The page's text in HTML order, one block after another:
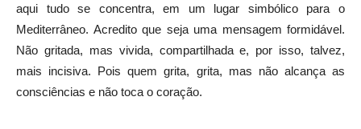
aqui tudo se concentra, em um lugar simbólico para o
Mediterrâneo. Acredito que seja uma mensagem formidável.
Não gritada, mas vivida, compartilhada e, por isso, talvez,
mais incisiva. Pois quem grita, grita, mas não alcança as
consciências e não toca o coração.